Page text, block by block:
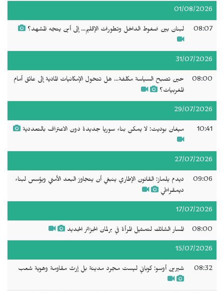
01/08/2026
08:07 لبنان بين ضغوط الداخل وتطورات الإقليم... إلى أين يتجه المشهد؟
31/07/2026
08:00
حين تصبح السياسة مكلفة... هل تتحول الإمكانيات المادية إلى عائق أمام
المغربيات؟
29/07/2026
10:41 ميغان بوديت: لا يمكن بناء سوريا جديدة دون الاعتراف بالتعددية
27/07/2026
09:06
ديدم يلماز: القانون الإطاري ينبغي أن يتجاوز البعد الأمني ويؤسس لبناء
ديمقراطي
17/07/2026
08:00 المسار الشائك لتمثيل المرأة في برلمان الجزائر الجديد
15/07/2026
08:32 شيرين أوسو: كوباني ليست مجرد مدينة بل إرث مقاومة وهوية شعب